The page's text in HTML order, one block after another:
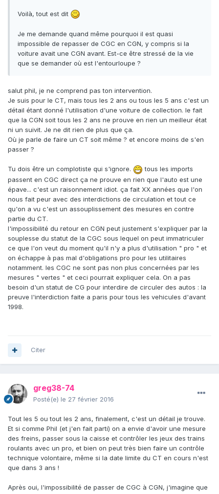
Voilà, tout est dit
Je me demande quand même pourquoi il est quasi
impossible de repasser de CGC en CGN, y compris si la
voiture avait une CGN avant. Est-ce être stressé de la vie
que se demander où est l'entourloupe ?
salut phil, je ne comprend pas ton intervention.
Je suis pour le CT, mais tous les 2 ans ou tous les 5 ans c'est un
détail étant donné l'utilisation d'une voiture de collection. le fait
que la CGN soit tous les 2 ans ne prouve en rien un meilleur état
ni un suivit. Je ne dit rien de plus que ça.
Où je parle de faire un CT soit même ? et encore moins de s'en
passer ?
Tu dois être un complotiste qui s'ignore.
tous les imports
passent en CGC direct ça ne prouve en rien que l'auto est une
épave... c'est un raisonnement idiot. ça fait XX années que l'on
nous fait peur avec des interdictions de circulation et tout ce
qu'on a vu c'est un assouplissement des mesures en contre
partie du CT.
l'impossibilité du retour en CGN peut justement s'expliquer par la
souplesse du statut de la CGC sous lequel on peut immatriculer
ce que l'on veut du moment qu'il n'y a plus d'utilisation " pro " et
on échappe à pas mal d'obligations pro pour les utilitaires
notamment. les CGC ne sont pas non plus concernées par les
mesures " vertes " et ceci pourrait expliquer cela. On a pas
besoin d'un statut de CG pour interdire de circuler des autos : la
preuve l'interdiction faite a paris pour tous les vehicules d'avant
1998.
Citer
greg38-74
Posté(e) le 27 février 2016
Tout les 5 ou tout les 2 ans, finalement, c'est un détail je trouve.
Et si comme Phil (et j'en fait parti) on a envie d'avoir une mesure
des freins, passer sous la caisse et contrôler les jeux des trains
roulants avec un pro, et bien on peut très bien faire un contrôle
technique volontaire, même si la date limite du CT en cours n'est
que dans 3 ans !
Après oui, l'impossibilité de passer de CGC à CGN, j'imagine que